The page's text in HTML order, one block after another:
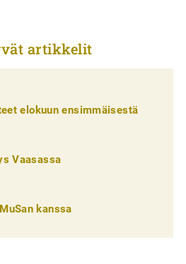
artikkelit
elokuun ensimmäisestä
Vaasassa
kanssa